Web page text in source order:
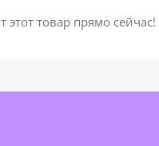
этот товар прямо сейчас!